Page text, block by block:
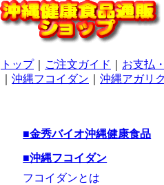
トップ｜ ご注文ガイド お支払
沖縄フコイダン 沖縄アガリ
■金秀バイオ沖縄健康食品
■沖縄フコイダン
フコイダンとは